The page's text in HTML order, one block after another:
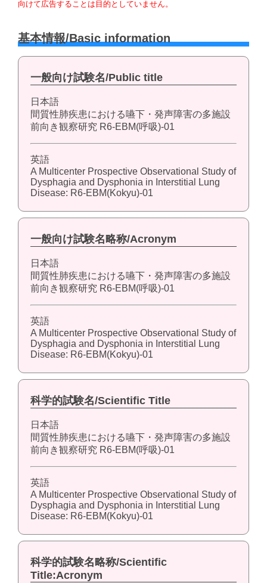
向けて広告することは目的としていません。
基本情報/Basic information
一般向け試験名/Public title
日本語
間質性肺疾患における嚥下・発声障害の多施設
前向き観察研究 R6-EBM(呼吸)-01
英語
A Multicenter Prospective Observational Study of
Dysphagia and Dysphonia in Interstitial Lung
Disease: R6-EBM(Kokyu)-01
一般向け試験名略称/Acronym
日本語
間質性肺疾患における嚥下・発声障害の多施設
前向き観察研究 R6-EBM(呼吸)-01
英語
A Multicenter Prospective Observational Study of
Dysphagia and Dysphonia in Interstitial Lung
Disease: R6-EBM(Kokyu)-01
科学的試験名/Scientific Title
日本語
間質性肺疾患における嚥下・発声障害の多施設
前向き観察研究 R6-EBM(呼吸)-01
英語
A Multicenter Prospective Observational Study of
Dysphagia and Dysphonia in Interstitial Lung
Disease: R6-EBM(Kokyu)-01
科学的試験名略称/Scientific
Title:Acronym